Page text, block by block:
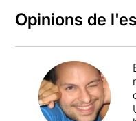
Opinions de